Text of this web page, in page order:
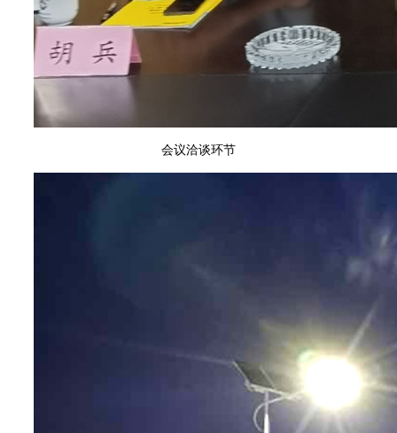
会议洽谈环节